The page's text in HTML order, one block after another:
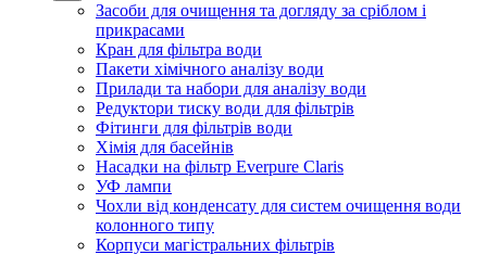
Засоби для очищення та догляду за сріблом і
прикрасами
Кран для фільтра води
Пакети хімічного аналізу води
Прилади та набори для аналізу води
Редуктори тиску води для фільтрів
Фітинги для фільтрів води
Хімія для басейнів
Насадки на фільтр Everpure Claris
УФ лампи
Чохли від конденсату для систем очищення води
колонного типу
Корпуси магістральних фільтрів